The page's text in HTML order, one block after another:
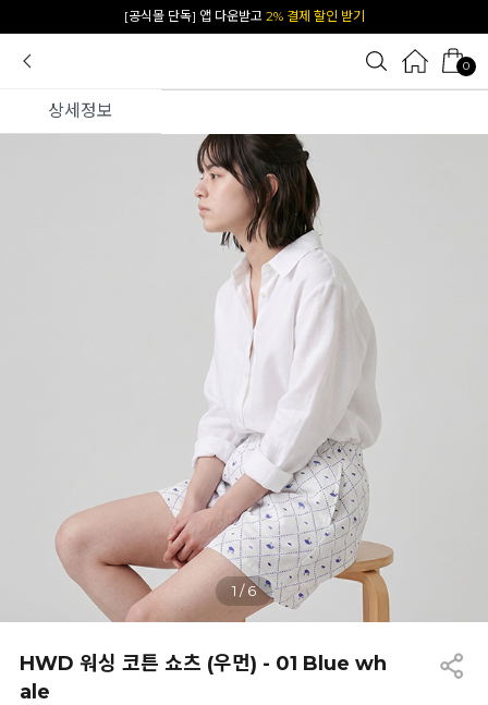
[공식몰 단독] 앱 다운받고 2% 결제 할인 받기
0
상세정보
1 /6
HWD 워싱 코튼 쇼츠 (우먼) - 01 Blue wh
ale